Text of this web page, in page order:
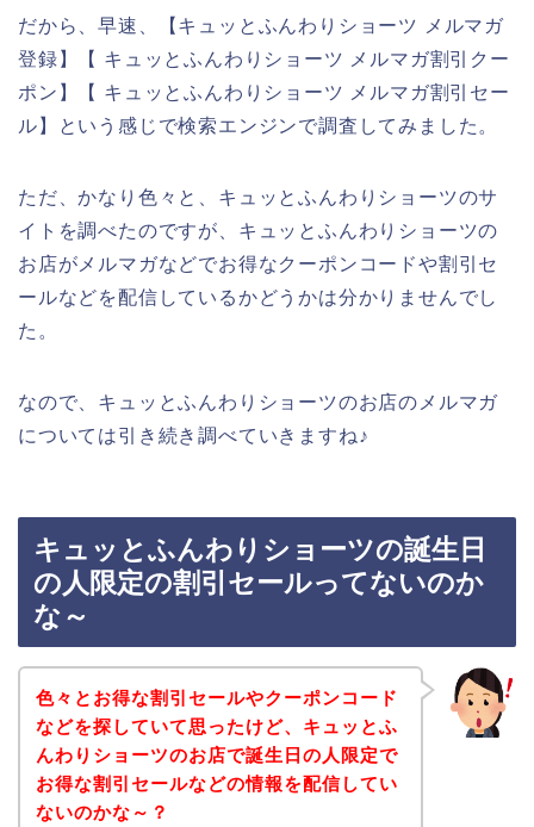
だから、早速、【キュッとふんわりショーツ メルマガ
登録】【 キュッとふんわりショーツ メルマガ割引クー
ポン】【 キュッとふんわりショーツ メルマガ割引セー
ル】という感じで検索エンジンで調査してみました。
ただ、かなり色々と、キュッとふんわりショーツのサ
イトを調べたのですが、キュッとふんわりショーツの
お店がメルマガなどでお得なクーポンコードや割引セ
ールなどを配信しているかどうかは分かりませんでし
た。
なので、キュッとふんわりショーツのお店のメルマガ
については引き続き調べていきますね♪
キュッとふんわりショーツの誕生日
の人限定の割引セールってないのか
な～
色々とお得な割引セールやクーポンコード
などを探していて思ったけど、キュッとふ
んわりショーツのお店で誕生日の人限定で
お得な割引セールなどの情報を配信してい
ないのかな～？